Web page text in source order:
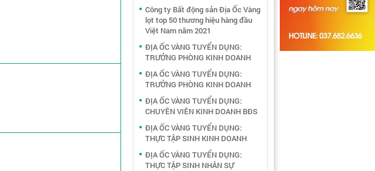
Công ty Bất động sản Địa Ốc Vàng
lọt top 50 thương hiệu hàng đầu
Việt Nam năm 2021
ĐỊA ỐC VÀNG TUYỂN DỤNG:
TRƯỞNG PHÒNG KINH DOANH
ĐỊA ỐC VÀNG TUYỂN DỤNG:
TRƯỞNG PHÒNG KINH DOANH
ĐỊA ỐC VÀNG TUYỂN DỤNG:
CHUYÊN VIÊN KINH DOANH BĐS
ĐỊA ỐC VÀNG TUYỂN DỤNG:
THỰC TẬP SINH KINH DOANH
ĐỊA ỐC VÀNG TUYỂN DỤNG:
THỰC TẬP SINH NHÂN SỰ